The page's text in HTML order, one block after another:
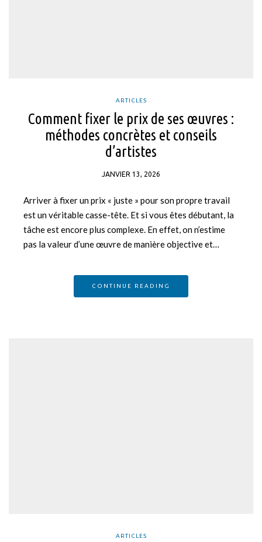
ARTICLES
Comment fixer le prix de ses œuvres :
méthodes concrètes et conseils
d’artistes
JANVIER 13, 2026
Arriver à fixer un prix « juste » pour son propre travail
est un véritable casse-tête. Et si vous êtes débutant, la
tâche est encore plus complexe. En effet, on n’estime
pas la valeur d’une œuvre de manière objective et…
CONTINUE READING
ARTICLES